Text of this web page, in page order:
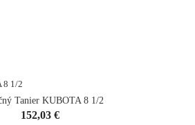
Tanier KUBOTA 8 1/2
Cena
152,03 €